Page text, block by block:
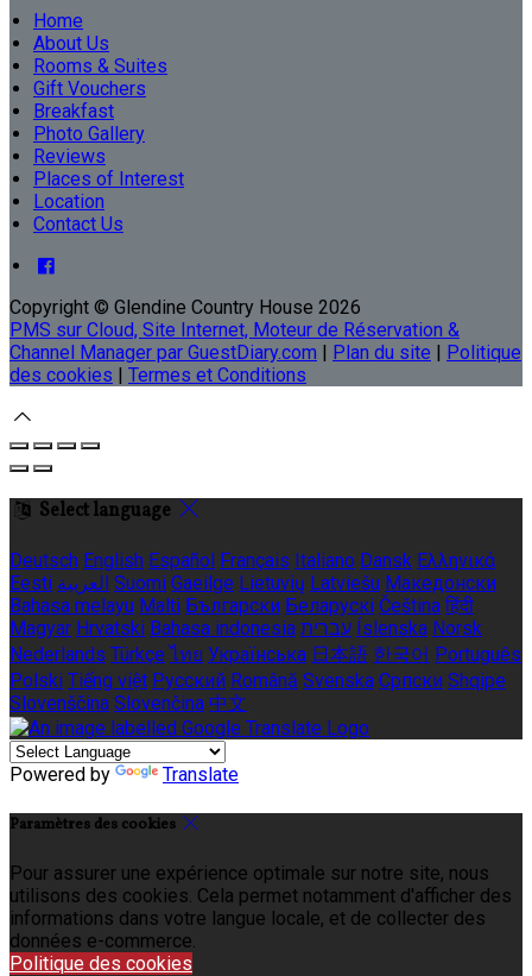
Home
About Us
Rooms & Suites
Gift Vouchers
Breakfast
Photo Gallery
Reviews
Places of Interest
Location
Contact Us
Copyright © Glendine Country House 2026
PMS sur Cloud, Site Internet, Moteur de Réservation &
Channel Manager par GuestDiary.com | Plan du site | Politique
des cookies | Termes et Conditions
Select language
Deutsch English Español Français Italiano Dansk Ελληνικά
Eesti العربية Suomi Gaeilge Lietuvių Latviešu Македонски
Bahasa melayu Malti Български Беларускі Čeština हिंदी
Magyar Hrvatski Bahasa indonesia עברית Íslenska Norsk
Nederlands Türkçe ไทย Українська 日本語 한국어 Português
Polski Tiếng việt Русский Română Svenska Српски Shqipe
Slovenščina Slovenčina 中文
Powered by Translate
Paramètres des cookies
Pour assurer une expérience optimale sur notre site, nous
utilisons des cookies. Cela permet notamment d'afficher des
informations dans votre langue locale, et de collecter des
données e-commerce.
Politique des cookies